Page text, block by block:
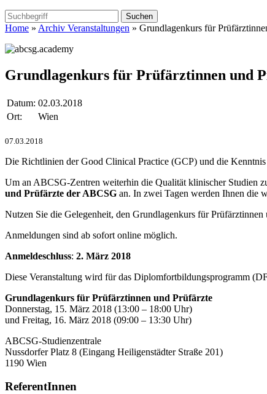
Home » Archiv Veranstaltungen » Grundlagenkurs für
Grundlagenkurs für Prüfärztinnen und
Datum: 02.03.2018
Ort:
Wien
07.03.2018
Die Richtlinien der Good Clinical Practice (GCP) und die
Um an ABCSG-Zentren weiterhin die Qualität klinischer Studien
und Prüfärzte der ABCSG an. In zwei Tagen werden Ihnen die
Nutzen Sie die Gelegenheit, den Grundlagenkurs für
Anmeldungen sind ab sofort online möglich.
Anmeldeschluss: 2. März 2018
Diese Veranstaltung wird für das Diplomfortbildungsprogramm
Grundlagenkurs für Prüfärztinnen und Prüfärzte
Donnerstag, 15. März 2018 (13:00 – 18:00 Uhr)
und Freitag, 16. März 2018 (09:00 – 13:30 Uhr)
ABCSG-Studienzentrale
Nussdorfer Platz 8 (Eingang Heiligenstädter Straße 201)
1190 Wien
ReferentInnen